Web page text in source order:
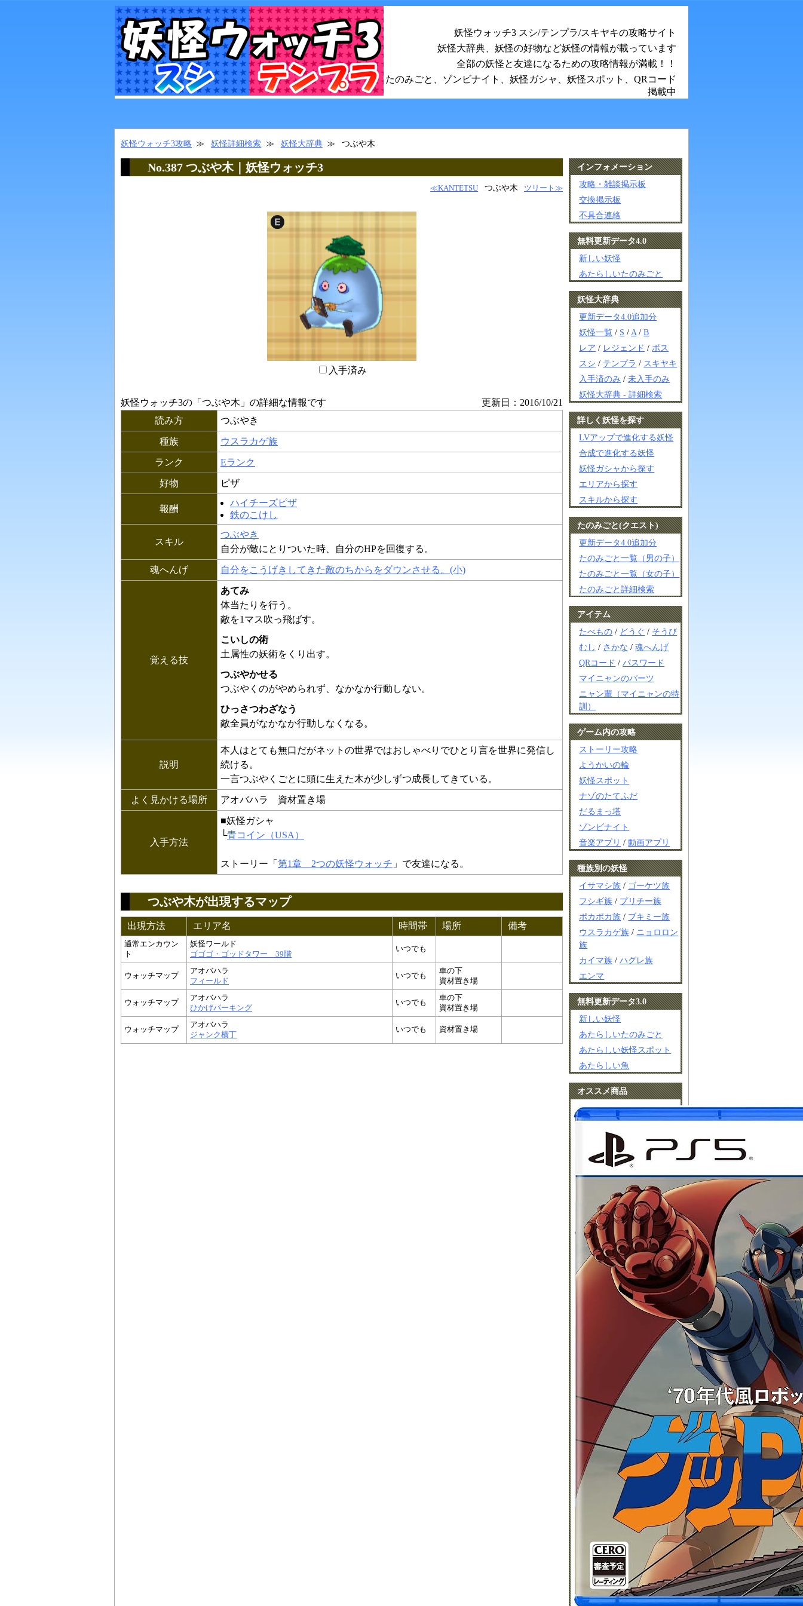
妖怪ウォッチ3 スシ/テンプラ/スキヤキの攻略サイト
妖怪大辞典、妖怪の好物など妖怪の情報が載っています
全部の妖怪と友達になるための攻略情報が満載！！
たのみごと、ゾンビナイト、妖怪ガシャ、妖怪スポット、QRコード
掲載中
妖怪ウォッチ3攻略 妖怪詳細検索 妖怪大辞典 つぶや木
No.387 つぶや木｜妖怪ウォッチ3
≪KANTETSU つぶや木 ツリート≫
入手済み
妖怪ウォッチ3の「 つぶや木 」の詳細な情報です
更新日：2016/10/21
読み方
つぶやき
種族 ウスラカゲ族
ランク Eランク
好物 ピザ
報酬
ハイチーズピザ
鉄のこけし
スキル
つぶやき
自分が敵にとりついた時、自分のHPを回復する。
魂へんげ 自分をこうげきしてきた敵のちからをダウンさせる。(小)
覚える技
あてみ
体当たりを行う。
敵を1マス吹っ飛ばす。
こいしの術
土属性の妖術をくり出す。
つぶやかせる
つぶやくのがやめられず、なかなか行動しない。
ひっさつわざなう
敵全員がなかなか行動しなくなる。
説明
本人はとても無口だがネットの世界ではおしゃべりでひとり言を世界に発信し
続ける。
一言つぶやくごとに頭に生えた木が少しずつ成長してきている。
よく見かける場所 アオバハラ 資材置き場
入手方法
■妖怪ガシャ
└青コイン（USA）
ストーリー「 第1章 2つの妖怪ウォッチ 」で友達になる。
つぶや木が出現するマップ
出現方法 エリア名 時間帯 場所 備考
通常エンカウン
ト
妖怪ワールド
ゴゴゴ・ゴッドタワー 39階
いつでも
ウォッチマップ
アオバハラ
フィールド
いつでも
車の下
資材置き場
ウォッチマップ
アオバハラ
ひかげパーキング
いつでも
車の下
資材置き場
ウォッチマップ
アオバハラ
ジャンク横丁
いつでも 資材置き場
インフォメーション
攻略・雑談掲示板
交換掲示板
不具合連絡
無料更新データ4.0
新しい妖怪
あたらしいたのみごと
妖怪大辞典
更新データ4.0追加分
妖怪一覧 / S / A /B
レア / レジェンド / ボス
スシ / テンプラ / スキヤキ
入手済のみ /未入手のみ
妖怪大辞典 - 詳細検索
詳しく妖怪を探す
LVアップで進化する妖怪
合成で進化する妖怪
妖怪ガシャから探す
エリアから探す
スキルから探す
たのみごと(クエスト)
更新データ4.0追加分
たのみごと一覧（男の子）
たのみごと一覧（女の子）
たのみごと詳細検索
アイテム
たべもの / どうぐ / そうび
むし / さかな /魂へんげ
QRコード /パスワード
マイニャンのパーツ
ニャン輩（マイニャンの特
訓）
ゲーム内の攻略
ストーリー攻略
ようかいの輪
妖怪スポット
ナゾのたてふだ
だるまっ塔
ゾンビナイト
音楽アプリ /動画アプリ
種族別の妖怪
イサマシ族 / ゴーケツ族
フシギ族 / プリチー族
ポカポカ族 / ブキミー族
ウスラカゲ族 / ニョロロン
族
カイマ族 /ハグレ族
エンマ
無料更新データ3.0
新しい妖怪
あたらしいたのみごと
あたらしい妖怪スポット
あたらしい魚
オススメ商品